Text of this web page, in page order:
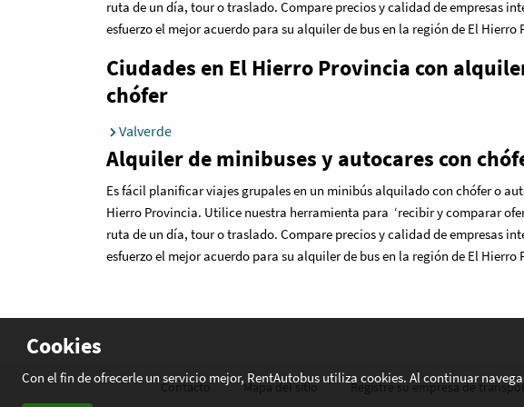
Cookies
Con el fin de ofrecerle un servicio mejor, RentAutobus utiliza cookies. Al continuar
ruta de un día, tour o traslado. Compare precios y calidad de empresas
esfuerzo el mejor acuerdo para su alquiler de bus en la región de El Hierro
Ciudades en El Hierro Provincia con
chófer
Valverde
Alquiler de minibuses y autocares con
Es fácil planificar viajes grupales en un minibús alquilado con chófer o
Hierro Provincia. Utilice nuestra herramienta para ‘recibir y comparar
ruta de un día, tour o traslado. Compare precios y calidad de empresas
esfuerzo el mejor acuerdo para su alquiler de bus en la región de El Hierro
Contacto Mapa del sitio Registre su empresa de